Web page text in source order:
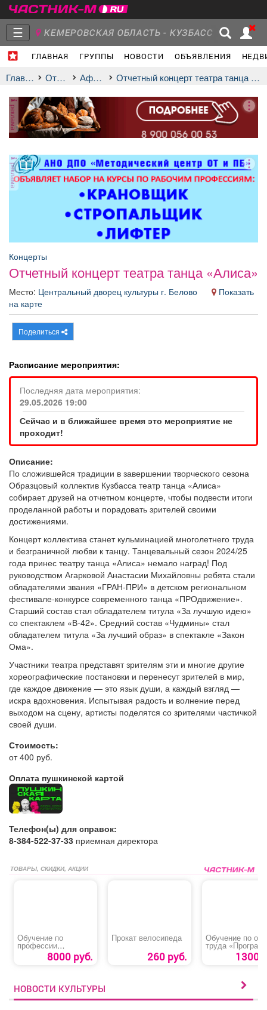
☰ КЕМЕРОВСКАЯ ОБЛАСТЬ - КУЗБАСС
ГЛАВНАЯ ГРУППЫ НОВОСТИ ОБЪЯВЛЕНИЯ
Объявления Недвижимость Услуги
Афиша Обучение Проекты
Товары
ТВ программа Я - пенсионер
Главная Отдых афиша Отчетный концерт театра танца «Алиса»
реклама
реклама
Концерты
Отчетный концерт театра танца «Алиса»
Место: Центральный дворец культуры г. Белово
Показать
на карте
Поделиться
Расписание мероприятия:
Последняя дата мероприятия:
29.05.2026 19:00
Сейчас и в ближайшее время это мероприятие не
проходит!
Описание:
По сложившейся традиции в завершении творческого сезона
Образцовый коллектив Кузбасса театр танца «Алиса»
собирает друзей на отчетном концерте, чтобы подвести итоги
проделанной работы и порадовать зрителей своими
достижениями.
Концерт коллектива станет кульминацией многолетнего труда
и безграничной любви к танцу. Танцевальный сезон 2024/25
года принес театру танца «Алиса» немало наград! Под
руководством Агарковой Анастасии Михайловны ребята стали
обладателями звания «ГРАН-ПРИ» в детском региональном
фестивале-конкурсе современного танца «ПРОдвижение».
Старший состав стал обладателем титула «За лучшую идею»
со спектаклем «В-42». Средний состав «Чудмины» стал
обладателем титула «За лучший образ» в спектакле «Закон
Ома».
Участники театра представят зрителям эти и многие другие
хореографические постановки и перенесут зрителей в мир,
где каждое движение — это язык души, а каждый взгляд —
искра вдохновения. Испытывая радость и волнение перед
выходом на сцену, артисты поделятся со зрителями частичкой
своей души.
Стоимость:
от 400 руб.
Оплата пушкинской картой
Телефон(ы) для справок:
8-384-522-37-33 приемная директора
ТОВАРЫ, СКИДКИ, АКЦИИ
Обучение по
профессии
«Слесарь по
обслуживанию и
8000 руб.
Прокат велосипеда
260 руб.
Обучение по
труда
В» 1300
НОВОСТИ КУЛЬТУРЫ